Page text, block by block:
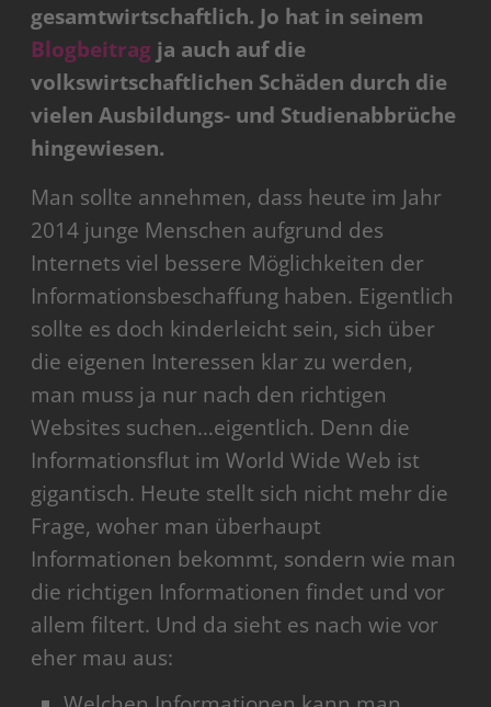
gesamtwirtschaftlich. Jo hat in seinem
Blogbeitrag ja auch auf die
volkswirtschaftlichen Schäden durch die
vielen Ausbildungs- und Studienabbrüche
hingewiesen.
Man sollte annehmen, dass heute im Jahr
2014 junge Menschen aufgrund des
Internets viel bessere Möglichkeiten der
Informationsbeschaffung haben. Eigentlich
sollte es doch kinderleicht sein, sich über
die eigenen Interessen klar zu werden,
man muss ja nur nach den richtigen
Websites suchen…eigentlich. Denn die
Informationsflut im World Wide Web ist
gigantisch. Heute stellt sich nicht mehr die
Frage, woher man überhaupt
Informationen bekommt, sondern wie man
die richtigen Informationen findet und vor
allem filtert. Und da sieht es nach wie vor
eher mau aus: